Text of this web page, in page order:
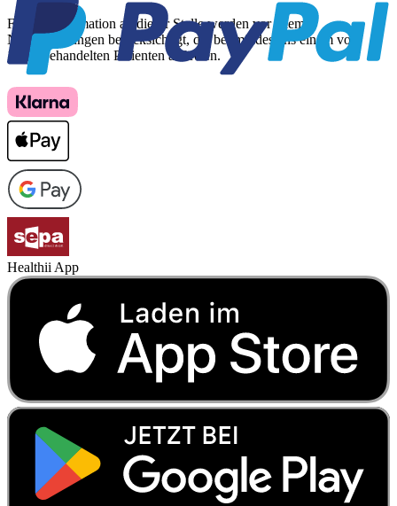
Für die Information an dieser Stelle werden vor allem
Nebenwirkungen berücksichtigt, die bei mindestens einem von
1.000 behandelten Patienten auftreten.
Healthii App